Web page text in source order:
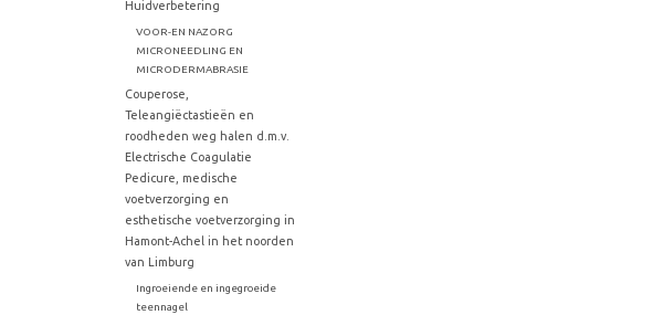
Huidverbetering
VOOR-EN NAZORG
MICRONEEDLING EN
MICRODERMABRASIE
Couperose,
Teleangiëctastieën en
roodheden weg halen d.m.v.
Electrische Coagulatie
Pedicure, medische
voetverzorging en
esthetische voetverzorging in
Hamont-Achel in het noorden
van Limburg
Ingroeiende en ingegroeide
teennagel